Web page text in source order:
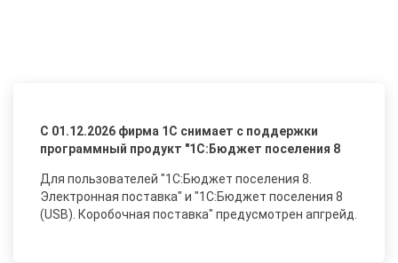
С 01.12.2026 фирма 1С снимает с поддержки
программный продукт "1С:Бюджет поселения 8
Для пользователей "1С:Бюджет поселения 8.
Электронная поставка" и "1С:Бюджет поселения 8
(USB). Коробочная поставка" предусмотрен апгрейд.